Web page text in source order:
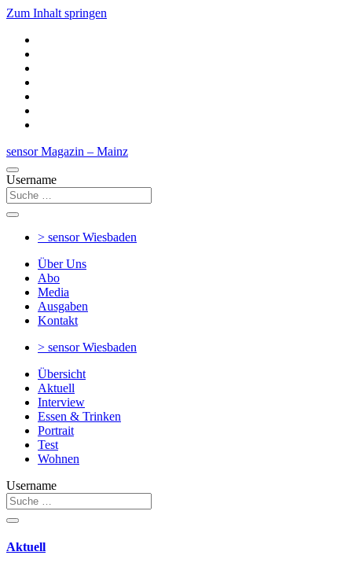
Zum Inhalt springen
sensor Magazin – Mainz
Username
> sensorWiesbaden
Über Uns
Abo
Media
Ausgaben
Kontakt
> sensorWiesbaden
Übersicht
Aktuell
Interview
Essen & Trinken
Portrait
Test
Wohnen
Username
Aktuell